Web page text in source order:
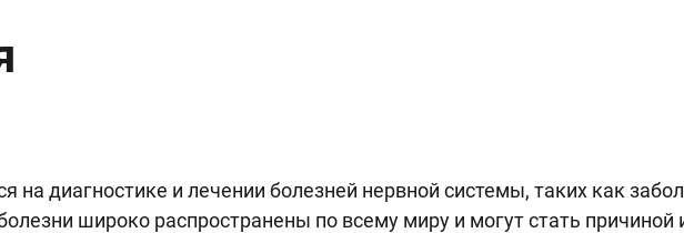
на диагностике и лечении болезней нервной системы, таких как
широко распространены по всему миру и могут стать